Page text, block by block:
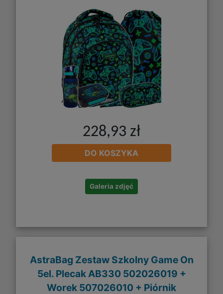
228,93 zł
DO KOSZYKA
Galeria zdjęć
AstraBag Zestaw Szkolny Game On
5el. Plecak AB330 502026019 +
Worek 507026010 + Piórnik